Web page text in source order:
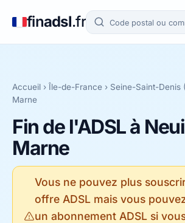
finadsl.fr
Accueil › Île-de-France › Seine-Saint-Denis
Marne
Fin de l'ADSL à
Marne
Vous ne pouvez plus
offre ADSL mais vous
un abonnement ADSL si